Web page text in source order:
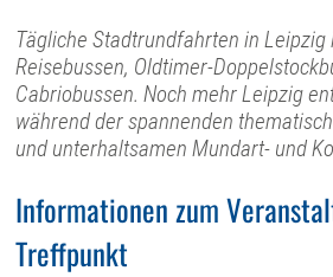
Tägliche Stadtrundfahrten in Leipzig
Reisebussen, Oldtimer-
Cabriobussen. Noch mehr Leipzig
während der spannenden
und unterhaltsamen Mundart- und
Informationen zum
Treffpunkt